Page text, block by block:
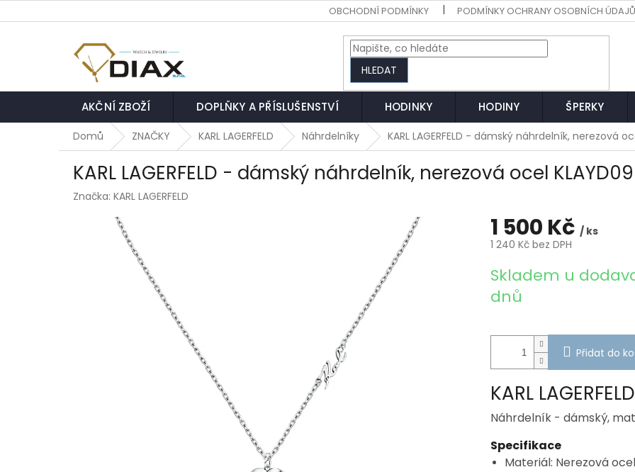
na
OBCHODNÍ PODMÍNKY PODMÍNKY OCHRANY OSOBNÍCH ÚDAJŮ
HLEDAT
AKČNÍ ZBOŽÍ DOPLŇKY A PŘÍSLUŠENSTVÍ HODINKY HODINY ŠPERKY
Domů ZNAČKY KARL LAGERFELD Náhrdelníky KARL LAGERFELD - dámský náhrdelník, nerezová
KARL LAGERFELD - dámský náhrdelník, nerezová ocel KLAYD09
Značka: KARL LAGERFELD
1 500 Kč / ks
1 240 Kč bez DPH
cena:
Skladem u
dnů
Přidat do
KARL
Náhrdelník - dámský,
Specifikace
Materiál: Nerezová ocel